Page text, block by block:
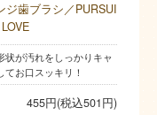
ジ歯ブラシ／PURSUI
状が汚れをしっかりキャ
てお口スッキリ！
455円(税込501円)